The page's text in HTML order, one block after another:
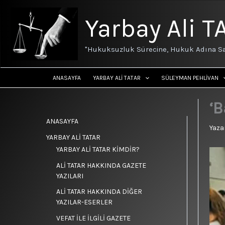
Yarbay Ali
"Hukuksuzluk Sürecine, Hukuk Adına
ANASAYFA YARBAY ALİ TATAR SÜLEYMAN PEHLİVAN
ANASAYFA
YARBAY ALİ TATAR
YARBAY ALİ TATAR KİMDİR?
ALİ TATAR HAKKINDA GAZETE
YAZILARI
ALİ TATAR HAKKINDA DİĞER
YAZILAR-ESERLER
VEFAT İLE İLGİLİ GAZETE